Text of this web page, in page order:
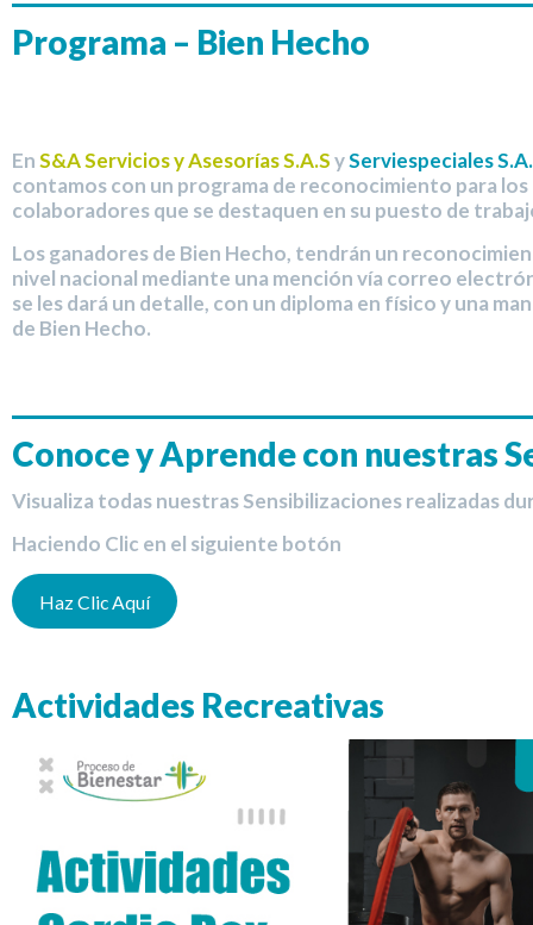
Programa – Bien Hecho
EnS&A Servicios y Asesorías S.A.SyServiespeciales
contamos con un programa de reconocimiento para los
colaboradores que se destaquen en su puesto de
Los ganadores de Bien Hecho, tendrán un
nivel nacional mediante una mención vía correo
se les dará un detalle, con un diploma en físico y una
de Bien Hecho.
Conoce y Aprende con nuestras
Visualiza todas nuestras Sensibilizaciones realizadas
Haciendo Clic en el siguiente botón
Haz Clic Aquí
Actividades Recreativas